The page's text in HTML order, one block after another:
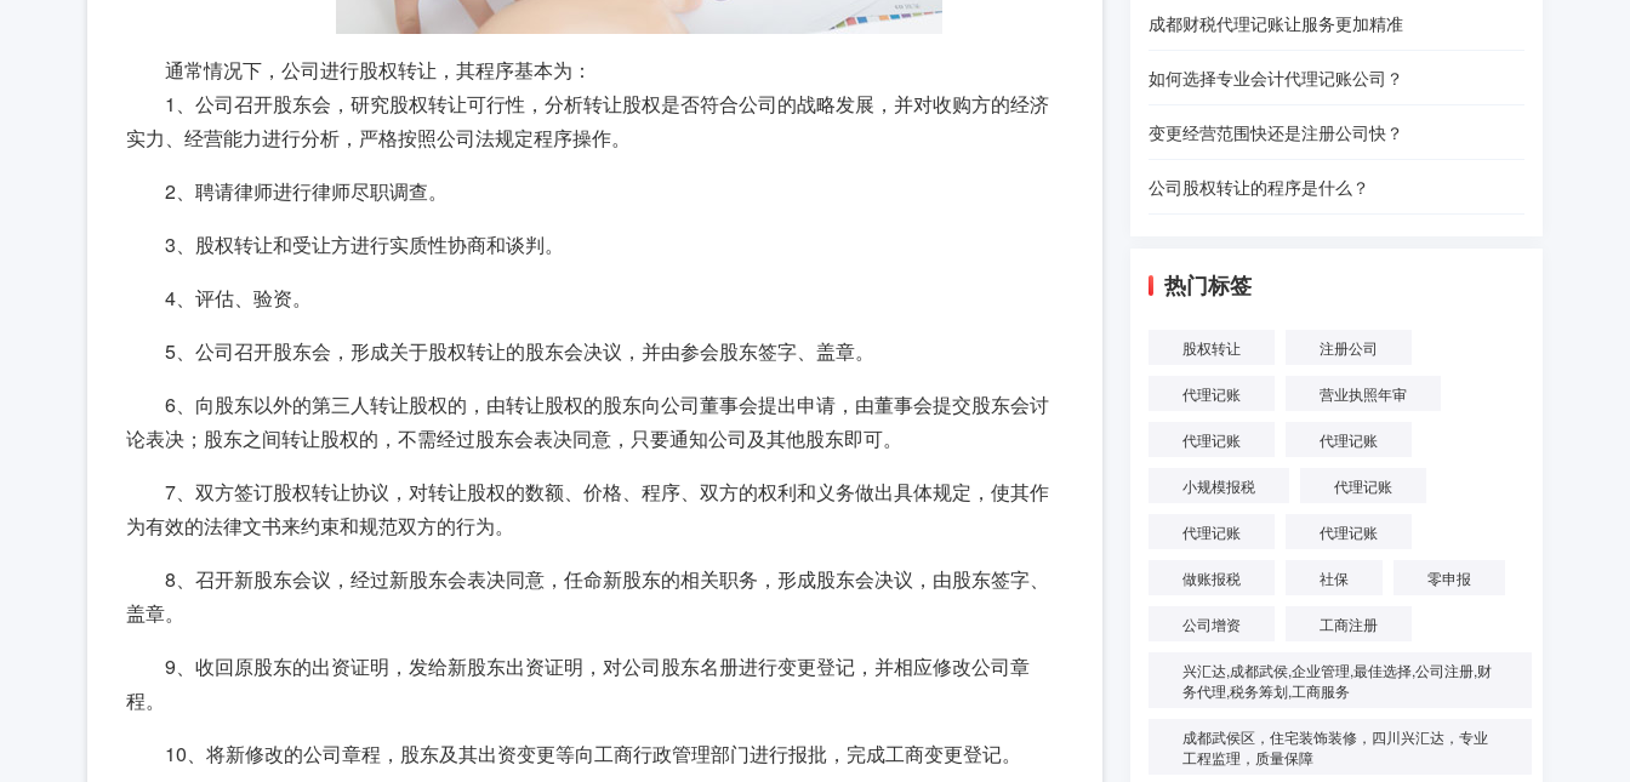
通常情况下，公司进行股权转让，其程序基本为：
1、公司召开股东会，研究股权转让可行性，分析转让股权是否符合公司的战略发展，并对收购方的经济
实力、经营能力进行分析，严格按照公司法规定程序操作。
2、聘请律师进行律师尽职调查。
3、股权转让和受让方进行实质性协商和谈判。
4、评估、验资。
5、公司召开股东会，形成关于股权转让的股东会决议，并由参会股东签字、盖章。
6、向股东以外的第三人转让股权的，由转让股权的股东向公司董事会提出申请，由董事会提交股东会讨
论表决；股东之间转让股权的，不需经过股东会表决同意，只要通知公司及其他股东即可。
7、双方签订股权转让协议，对转让股权的数额、价格、程序、双方的权利和义务做出具体规定，使其作
为有效的法律文书来约束和规范双方的行为。
8、召开新股东会议，经过新股东会表决同意，任命新股东的相关职务，形成股东会决议，由股东签字、
盖章。
9、收回原股东的出资证明，发给新股东出资证明，对公司股东名册进行变更登记，并相应修改公司章
程。
10、将新修改的公司章程，股东及其出资变更等向工商行政管理部门进行报批，完成工商变更登记。
公示时间是每年的1月1日-6
位创业者们准备了一份操
悉怎样操作的人作为参
成都财税代理记账让服务更加精准
如何选择专业会计代理记账公司？
变更经营范围快还是注册公司快？
公司股权转让的程序是什么？
热门标签
股权转让 注册公司
代理记账 营业执照年审
代理记账 代理记账
小规模报税 代理记账
代理记账 代理记账
做账报税 社保 零申报
公司增资 工商注册
兴汇达,成都武侯,企业管理,最佳选择,公司注册,财
务代理,税务筹划,工商服务
成都武侯区，住宅装饰装修，四川兴汇达，专业
工程监理，质量保障